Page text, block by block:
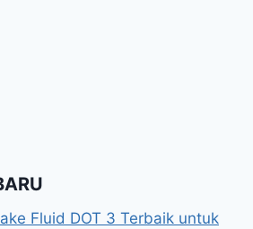
Fluid DOT 3 Terbaik untuk